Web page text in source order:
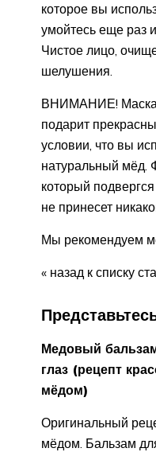
которое вы
умойтесь еще раз
Чистое лицо,
шелушения.
ВНИМАНИЕ! Маска
подарит
условии, что вы
натуральный мёд.
который
не принесет
Мы рекомендуем
« назад к списку
Медовый
глаз (рецепт
мёдом)
Оригинальный
мёдом. Бальзам